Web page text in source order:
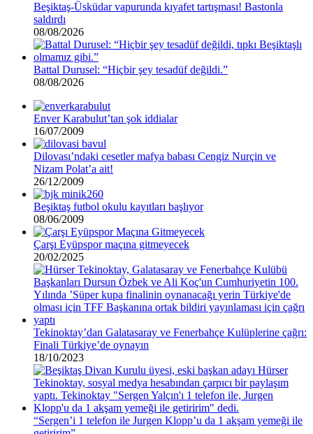
Beşiktaş-Üsküdar vapurunda kıyafet tartışması! Bastonla
saldırdı
08/08/2026
Battal Durusel: “Hiçbir şey tesadüf değildi.”
08/08/2026
Enver Karabulut’tan şok iddialar
16/07/2009
Dilovası’ndaki cesetler mafya babası Cengiz Nurçin ve
Nizam Polat’a ait!
26/12/2009
Beşiktaş futbol okulu kayıtları başlıyor
08/06/2009
Çarşı Eyüpspor maçına gitmeyecek
20/02/2025
Tekinoktay’dan Galatasaray ve Fenerbahçe Kulüplerine çağrı:
Finali Türkiye’de oynayın
18/10/2023
“Sergen’i 1 telefon ile Jurgen Klopp’u da 1 akşam yemeği ile